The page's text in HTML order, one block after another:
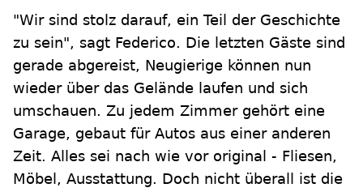
"Wir sind stolz darauf, ein Teil der Geschichte
zu sein", sagt Federico. Die letzten Gäste sind
gerade abgereist, Neugierige können nun
wieder über das Gelände laufen und sich
umschauen. Zu jedem Zimmer gehört eine
Garage, gebaut für Autos aus einer anderen
Zeit. Alles sei nach wie vor original - Fliesen,
Möbel, Ausstattung. Doch nicht überall ist die